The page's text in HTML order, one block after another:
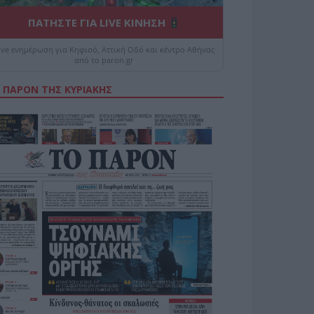
ΠΑΤΗΣΤΕ ΓΙΑ LIVE ΚΙΝΗΣΗ
ενημέρωση για Κηφισό, Αττική Οδό και κέντρο Αθήνας
από το paron.gr
ΤΗΣ ΚΥΡΙΑΚΗΣ